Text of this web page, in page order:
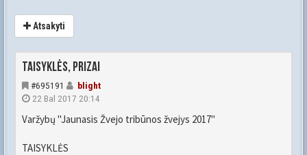
Atsakyti
Taisyklės, prizai
#695191
blight
22 Bal 2017 20:14
Varžybų "Jaunasis Žvejo tribūnos žvejys 2017"
TAISYKLĖS